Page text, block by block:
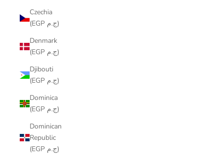
Czechia
(EGP ج.م)
Denmark
(EGP ج.م)
Djibouti
(EGP ج.م)
Dominica
(EGP ج.م)
Dominican
Republic
(EGP ج.م)